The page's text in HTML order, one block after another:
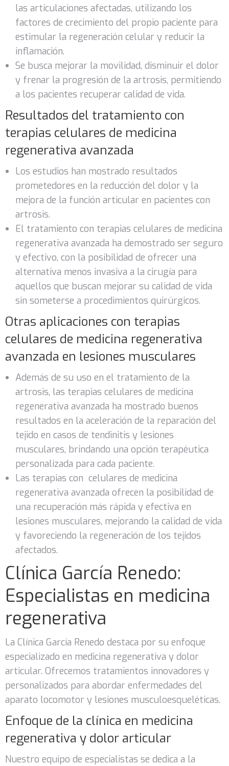
las articulaciones afectadas, utilizando los
factores de crecimiento del propio paciente para
estimular la regeneración celular y reducir la
inflamación.
Se busca mejorar la movilidad, disminuir el dolor
y frenar la progresión de la artrosis, permitiendo
a los pacientes recuperar calidad de vida.
Resultados del tratamiento con
terapias celulares de medicina
regenerativa avanzada
Los estudios han mostrado resultados
prometedores en la reducción del dolor y la
mejora de la función articular en pacientes con
artrosis.
El tratamiento con terapias celulares de medicina
regenerativa avanzada ha demostrado ser seguro
y efectivo, con la posibilidad de ofrecer una
alternativa menos invasiva a la cirugía para
aquellos que buscan mejorar su calidad de vida
sin someterse a procedimientos quirúrgicos.
Otras aplicaciones con terapias
celulares de medicina regenerativa
avanzada en lesiones musculares
Además de su uso en el tratamiento de la
artrosis, las terapias celulares de medicina
regenerativa avanzada ha mostrado buenos
resultados en la aceleración de la reparación del
tejido en casos de tendinitis y lesiones
musculares, brindando una opción terapéutica
personalizada para cada paciente.
Las terapias con celulares de medicina
regenerativa avanzada ofrecen la posibilidad de
una recuperación más rápida y efectiva en
lesiones musculares, mejorando la calidad de vida
y favoreciendo la regeneración de los tejidos
afectados.
Clínica García Renedo:
Especialistas en medicina
regenerativa
La Clínica García Renedo destaca por su enfoque
especializado en medicina regenerativa y dolor
articular. Ofrecemos tratamientos innovadores y
personalizados para abordar enfermedades del
aparato locomotor y lesiones musculoesqueléticas.
Enfoque de la clínica en medicina
regenerativa y dolor articular
Nuestro equipo de especialistas se dedica a la